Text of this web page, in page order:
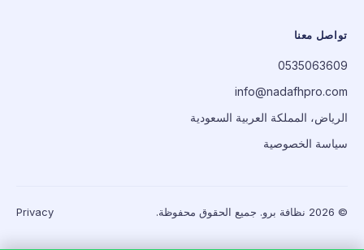
تواصل معنا
0535063609
info@nadafhpro.com
الرياض، المملكة العربية السعودية
سياسة الخصوصية
© 2026 نظافة برو. جميع الحقوق محفوظة. Privacy